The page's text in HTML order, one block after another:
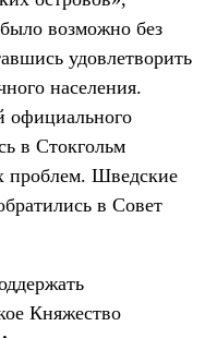
возможно без
удовлетворить
населения.
официального
в Стокгольм
проблем. Шведские
в Совет
Княжество